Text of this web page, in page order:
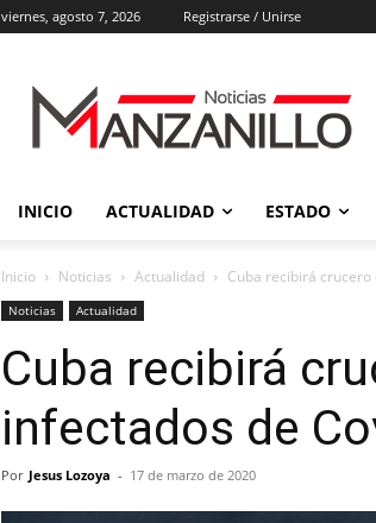
viernes, agosto 7, 2026 Registrarse / Unirse
INICIO ACTUALIDAD ESTADO
Inicio Noticias Actualidad Cuba recibirá crucero
Noticias Actualidad
Cuba recibirá
infectados de
Por Jesus Lozoya - 17 de marzo de 2020